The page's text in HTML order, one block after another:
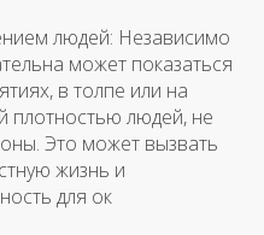
людей: Независимо
может показаться
в толпе или на
плотностью людей, не
Это может вызвать
жизнь и
для ок